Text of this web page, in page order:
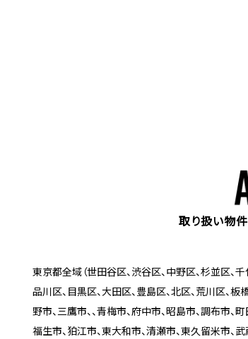
取り扱い物
東京都全域（世田谷区、渋谷区、中野区、杉並区、
品川区、目黒区、大田区、豊島区、北区、荒川区、
野市、三鷹市、、青梅市、府中市、昭島市、調布市、
福生市、狛江市、東大和市、清瀬市、東久留米市、